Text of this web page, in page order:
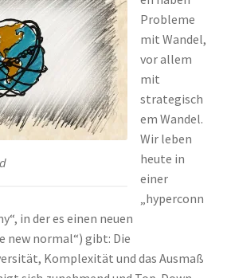
Probleme
mit Wandel,
vor allem
mit
strategisch
em Wandel.
Wir leben
heute in
einer
„hyperconn
in der es einen neuen
new normal“) gibt: Die
Komplexität und das Ausmaß